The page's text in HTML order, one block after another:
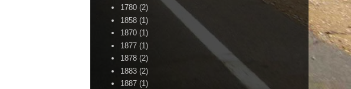
1780 (2)
1858 (1)
1870 (1)
1877 (1)
1878 (2)
1883 (2)
1887 (1)